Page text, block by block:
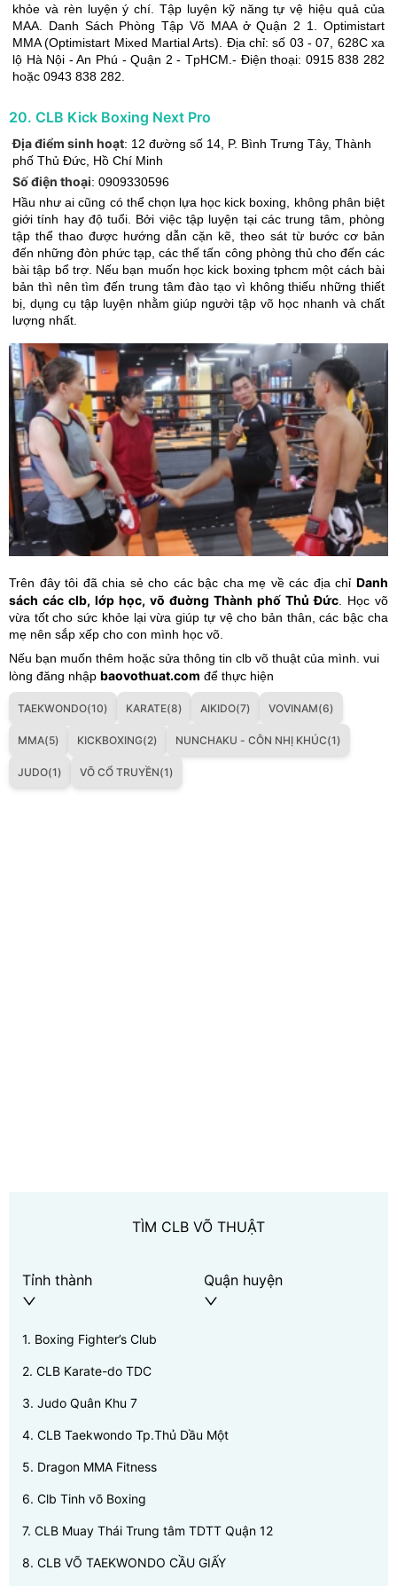
khỏe và rèn luyện ý chí. Tập luyện kỹ năng tự vệ hiệu quả của
MAA. Danh Sách Phòng Tập Võ MAA ở Quận 2 1. Optimistart
MMA (Optimistart Mixed Martial Arts). Địa chỉ: số 03 - 07, 628C xa
lộ Hà Nội - An Phú - Quận 2 - TpHCM.- Điện thoại: 0915 838 282
hoặc 0943 838 282.
20. CLB Kick Boxing Next Pro
Địa điểm sinh hoạt: 12 đường số 14, P. Bình Trưng Tây, Thành
phố Thủ Đức Hồ Chí Minh
Số điện thoại: 0909330596
Hầu như ai cũng có thể chọn lựa học kick boxing, không phân biệt
giới tính hay độ tuổi. Bởi việc tập luyện tại các trung tâm, phòng
tập thể thao được hướng dẫn cặn kẽ, theo sát từ bước cơ bản
đến những đòn phức tạp, các thế tấn công phòng thủ cho đến các
bài tập bổ trợ. Nếu bạn muốn học kick boxing tphcm một cách bài
bản thì nên tìm đến trung tâm đào tạo vì không thiếu những thiết
bị, dụng cụ tập luyện nhằm giúp người tập võ học nhanh và chất
lượng nhất.
Trên đây tôi đã chia sẻ cho các bậc cha mẹ về các địa chỉ Danh
sách các clb, lớp học, võ đuờng Thành phố Thủ Đức. Học võ
vừa tốt cho sức khỏe lại vừa giúp tự vệ cho bản thân, các bậc cha
mẹ nên sắp xếp cho con mình học võ.
Nếu bạn muốn thêm hoặc sửa thông tin clb võ thuật của mình. vui
lòng đăng nhập baovothuat.com để thực hiện
TAEKWONDO(10) KARATE(8) AIKIDO(7) VOVINAM(6)
MMA(5) KICKBOXING(2) NUNCHAKU - CÔN NHỊ KHÚC(1)
JUDO(1) VÕ CỔ TRUYỀN(1)
TÌM CLB VÕ THUẬT
Tỉnh thành Quận huyện
1. Boxing Fighter’s Club
2. CLB Karate-do TDC
3. Judo Quân Khu 7
4. CLB Taekwondo Tp.Thủ Dầu Một
5. Dragon MMA Fitness
6. Clb Tinh võ Boxing
7. CLB Muay Thái Trung tâm TDTT Quận 12
8. CLB VÕ TAEKWONDO CẦU GIẤY